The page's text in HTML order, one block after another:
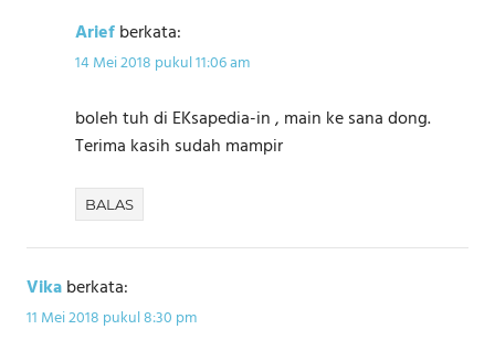
Ariefberkata:
14 Mei 2018 pukul 11:06 am
boleh tuh di EKsapedia-in , main ke sana dong.
Terima kasih sudah mampir
BALAS
Vikaberkata:
11 Mei 2018 pukul 8:30 pm